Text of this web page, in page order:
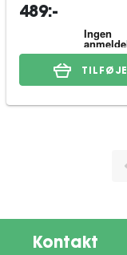
489:-
TILFØJE
Kontakt